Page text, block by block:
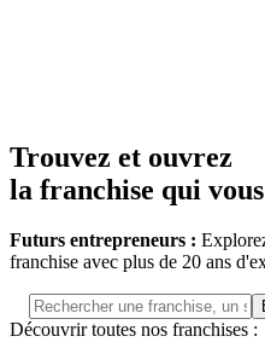
Trouvez et ouvrez
la franchise qui
Futurs entrepreneurs :
franchise avec plus de 20 ans
Découvrir toutes nos franchises :